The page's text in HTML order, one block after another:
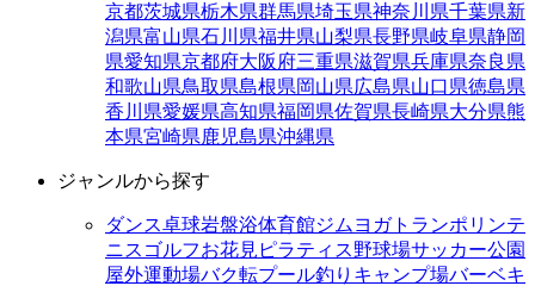
京都茨城県栃木県群馬県埼玉県神奈川県千葉県新
潟県富山県石川県福井県山梨県長野県岐阜県静岡
県愛知県京都府大阪府三重県滋賀県兵庫県奈良県
和歌山県鳥取県島根県岡山県広島県山口県徳島県
香川県愛媛県高知県福岡県佐賀県長崎県大分県熊
本県宮崎県鹿児島県沖縄県
ジャンルから探す
ダンス卓球岩盤浴体育館ジム ヨガトランポリンテ
ニス ゴルフお花見 ピラティス野球場サッカー公園
屋外運動場バク転プール釣り キャンプ場バーベキ